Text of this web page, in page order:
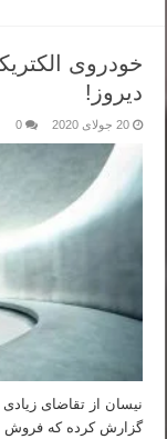
خودروی
دیروز!
20 جولای 2020 0
نیسان از تقاضای